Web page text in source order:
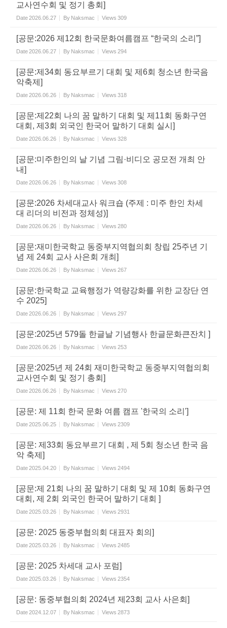
교사연수회 및 정기 총회]
Date2026.06.27 By Naksmac Views 309
[공문:2026 제12회 한국문화여름캠프 “한국의 소리”]
Date2026.06.27 By Naksmac Views 294
[공문:제34회 동요부르기 대회 및 제6회 청소년 한국음
악축제]
Date2026.06.26 By Naksmac Views 318
[공문:제22회 나의 꿈 말하기 대회 및 제11회 동화구연
대회, 제3회 외국인 한국어 말하기 대회 실시]
Date2026.06.26 By Naksmac Views 328
[공문:미주한인의 날 기념 그림·비디오 공모전 개최 안
내]
Date2026.06.26 By Naksmac Views 308
[공문:2026 차세대교사 워크숍 (주제 : 미주 한인 차세
대 리더의 비전과 정체성)]
Date2026.06.26 By Naksmac Views 280
[공문:재미한국학교 동중부지역협의회 창립 25주년 기
념 제 24회 교사 사은회 개최]
Date2026.06.26 By Naksmac Views 267
[공문:한국학교 교육행정가 역량강화를 위한 교장단 연
수 2025]
Date2026.06.26 By Naksmac Views 297
[공문:2025년 579돌 한글날 기념행사 한글문화큰잔치 ]
Date2026.06.26 By Naksmac Views 253
[공문:2025년 제 24회 재미한국학교 동중부지역협의회
교사연수회 및 정기 총회]
Date2026.06.26 By Naksmac Views 270
[공문: 제 11회 한국 문화 여름 캠프 '한국의 소리']
Date2025.06.25 By Naksmac Views 2309
[공문: 제33회 동요부르기 대회 , 제 5회 청소년 한국 음
악 축제]
Date2025.04.20 By Naksmac Views 2494
[공문:제 21회 나의 꿈 말하기 대회 및 제 10회 동화구연
대회, 제 2회 외국인 한국어 말하기 대회 ]
Date2025.03.26 By Naksmac Views 2931
[공문: 2025 동중부협의회 대표자 회의]
Date2025.03.26 By Naksmac Views 2485
[공문: 2025 차세대 교사 포럼]
Date2025.03.26 By Naksmac Views 2354
[공문: 동중부협의회 2024년 제23회 교사 사은회]
Date2024.12.07 By Naksmac Views 2873